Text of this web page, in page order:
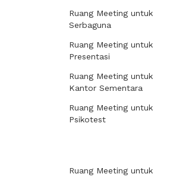
Ruang Meeting untuk
Serbaguna
Ruang Meeting untuk
Presentasi
Ruang Meeting untuk
Kantor Sementara
Ruang Meeting untuk
Psikotest
Ruang Meeting untuk